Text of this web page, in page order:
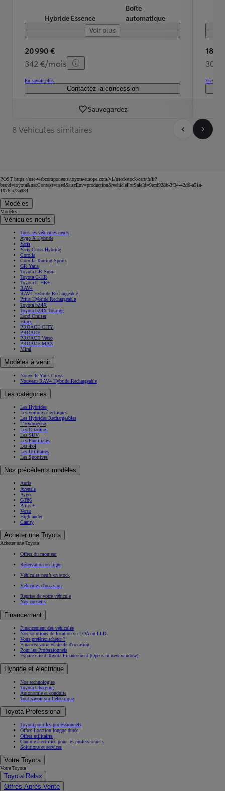
Hybride Essence
Boîte
automatique
Voir plus
20 990 €
342 €/mois
En savoir plus
Contactez la concession
Sauvegardez
18
307
En
8 Véhicules similaires
POST https://usc-webcomponents.toyota-europe.com/v1/used-stock-cars/fr/fr?
brand=toyota&uscContext=used&uscEnv=production&vehicleForSaleId=9ecd928b-3f34-42d6-a51a-
1076fa73a984
Modèles
Modèles
Véhicules neufs
Tous les véhicules neufs
Aygo X Hybride
Yaris
Yaris Cross Hybride
Corolla
Corolla Touring Sports
GR Yaris
Toyota GR Supra
Toyota C-HR
Toyota C-HR+
RAV4
RAV4 Hybride Rechargeable
Prius Hybride Rechargeable
Toyota bZ4X
Toyota bZ4X Touring
Land Cruiser
Hilux
PROACE CITY
PROACE
PROACE Verso
PROACE MAX
Mirai
Modèles à venir
Nouvelle Yaris Cross
Nouveau RAV4 Hybride Rechargeable
Les catégories
Les Hybrides
Les voitures électriques
Les Hybrides Rechargeables
L'Hydrogène
Les Citadines
Les SUV
Les Familiales
Les 4x4
Les Utilitaires
Les Sportives
Nos précédents modèles
Auris
Avensis
Aygo
GT86
Prius +
Verso
Highlander
Camry
Acheter une Toyota
Acheter une Toyota
Offres du moment
Réservation en ligne
Véhicules neufs en stock
Véhicules d'occasion
Reprise de votre véhicule
Nos conseils
Financement
Financement des véhicules
Nos solutions de location en LOA ou LLD
Vous préférez acheter ?
Financez votre véhicule d'occasion
Pour les Professionnels
Espace client Toyota Financement (Opens in new window)
Hybride et électrique
Nos technologies
Toyota Charging
Autonomie et conduite
Tout savoir sur l’électrique
Toyota Professional
Toyota pour les professionnels
Offres Location longue durée
Offres utilitaires
Gamme électrifiée pour les professionnels
Solutions et services
Votre Toyota
Votre Toyota
Toyota Relax
Offres Après-Vente